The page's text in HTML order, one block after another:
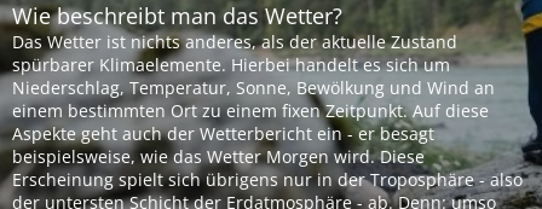
Wie beschreibt man das Wetter?
Das Wetter ist nichts anderes, als der aktuelle Zustand
spürbarer Klimaelemente. Hierbei handelt es sich um
Niederschlag, Temperatur, Sonne, Bewölkung und Wind an
einem bestimmten Ort zu einem fixen Zeitpunkt. Auf diese
Aspekte geht auch der Wetterbericht ein - er besagt
beispielsweise, wie das Wetter Morgen wird. Diese
Erscheinung spielt sich übrigens nur in der Troposphäre - also
der untersten Schicht der Erdatmosphäre - ab. Denn: umso